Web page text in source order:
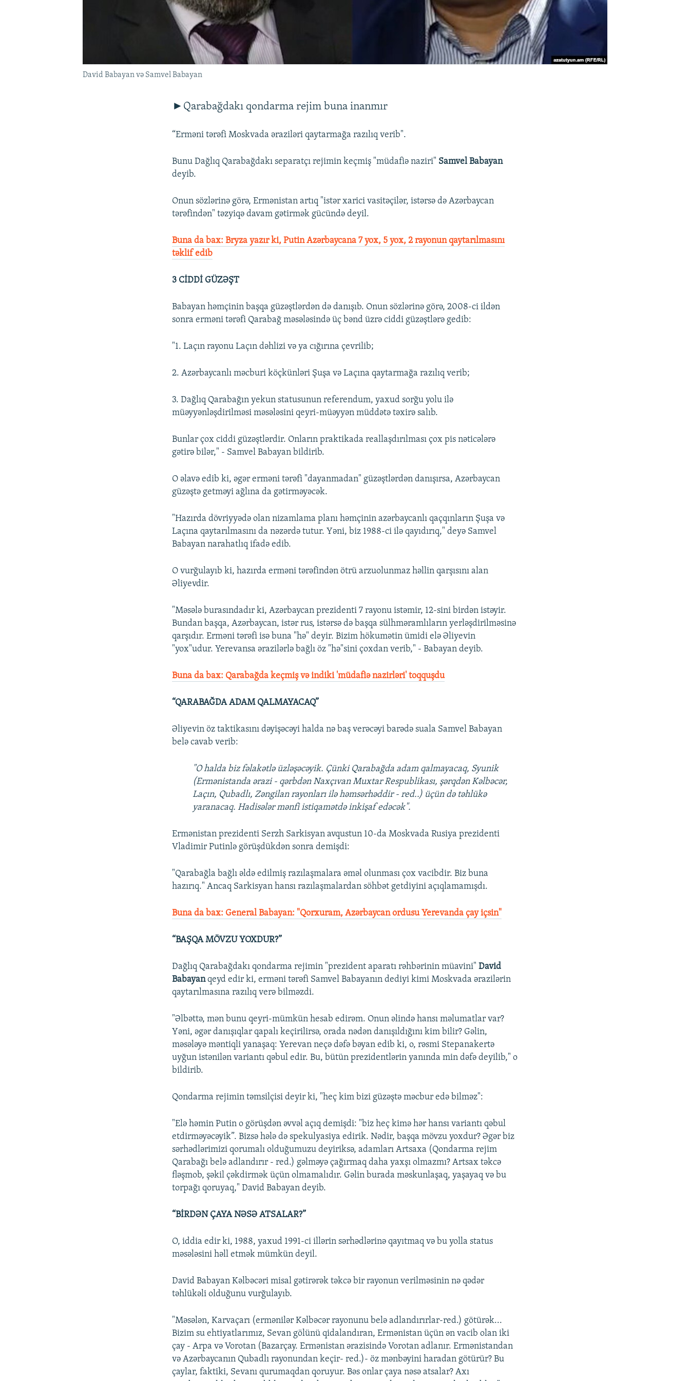
David Babayan və Samvel Babayan
►Qarabağdakı qondarma rejim buna inanmır
“Erməni tərəfi Moskvada əraziləri qaytarmağa razılıq verib".
Bunu Dağlıq Qarabağdakı separatçı rejimin keçmiş "müdafiə naziri" Samvel Babayan
deyib.
Onun sözlərinə görə, Ermənistan artıq "istər xarici vasitəçilər, istərsə də Azərbaycan
tərəfindən" təzyiqə davam gətirmək gücündə deyil.
Buna da bax: Bryza yazır ki, Putin Azərbaycana 7 yox, 5 yox, 2 rayonun qaytarılmasını
təklif edib
3 CİDDİ GÜZƏŞT
Babayan həmçinin başqa güzəştlərdən də danışıb. Onun sözlərinə görə, 2008-ci ildən
sonra erməni tərəfi Qarabağ məsələsində üç bənd üzrə ciddi güzəştlərə gedib:
"1. Laçın rayonu Laçın dəhlizi və ya cığırına çevrilib;
2. Azərbaycanlı məcburi köçkünləri Şuşa və Laçına qaytarmağa razılıq verib;
3. Dağlıq Qarabağın yekun statusunun referendum, yaxud sorğu yolu ilə
müəyyənləşdirilməsi məsələsini qeyri-müəyyən müddətə təxirə salıb.
Bunlar çox ciddi güzəştlərdir. Onların praktikada reallaşdırılması çox pis nəticələrə
gətirə bilər," - Samvel Babayan bildirib.
O əlavə edib ki, əgər erməni tərəfi "dayanmadan" güzəştlərdən danışırsa, Azərbaycan
güzəştə getməyi ağlına da gətirməyəcək.
"Hazırda dövriyyədə olan nizamlama planı həmçinin azərbaycanlı qaçqınların Şuşa və
Laçına qaytarılmasını da nəzərdə tutur. Yəni, biz 1988-ci ilə qayıdırıq," deyə Samvel
Babayan narahatlıq ifadə edib.
O vurğulayıb ki, hazırda erməni tərəfindən ötrü arzuolunmaz həllin qarşısını alan
Əliyevdir.
"Məsələ burasındadır ki, Azərbaycan prezidenti 7 rayonu istəmir, 12-sini birdən istəyir.
Bundan başqa, Azərbaycan, istər rus, istərsə də başqa sülhməramlıların yerləşdirilməsinə
qarşıdır. Erməni tərəfi isə buna "hə" deyir. Bizim hökumətin ümidi elə Əliyevin
"yox"udur. Yerevansa ərazilərlə bağlı öz "hə"sini çoxdan verib," - Babayan deyib.
Buna da bax: Qarabağda keçmiş və indiki 'müdafiə nazirləri' toqquşdu
“QARABAĞDA ADAM QALMAYACAQ”
Əliyevin öz taktikasını dəyişəcəyi halda nə baş verəcəyi barədə suala Samvel Babayan
belə cavab verib:
"O halda biz fəlakətlə üzləşəcəyik. Çünki Qarabağda adam qalmayacaq, Syunik
(Ermənistanda ərazi - qərbdən Naxçıvan Muxtar Respublikası, şərqdən Kəlbəcər,
Laçın, Qubadlı, Zəngilan rayonları ilə həmsərhəddir - red..) üçün də təhlükə
yaranacaq. Hadisələr mənfi istiqamətdə inkişaf edəcək".
Ermənistan prezidenti Serzh Sarkisyan avqustun 10-da Moskvada Rusiya prezidenti
Vladimir Putinlə görüşdükdən sonra demişdi:
"Qarabağla bağlı əldə edilmiş razılaşmalara əməl olunması çox vacibdir. Biz buna
hazırıq." Ancaq Sarkisyan hansı razılaşmalardan söhbət getdiyini açıqlamamışdı.
Buna da bax: General Babayan: "Qorxuram, Azərbaycan ordusu Yerevanda çay içsin"
“BAŞQA MÖVZU YOXDUR?”
Dağlıq Qarabağdakı qondarma rejimin "prezident aparatı rəhbərinin müavini"David
Babayanqeyd edir ki, erməni tərəfi Samvel Babayanın dediyi kimi Moskvada ərazilərin
qaytarılmasına razılıq verə bilməzdi.
"Əlbəttə, mən bunu qeyri-mümkün hesab edirəm. Onun əlində hansı məlumatlar var?
Yəni, əgər danışıqlar qapalı keçirilirsə, orada nədən danışıldığını kim bilir? Gəlin,
məsələyə məntiqli yanaşaq: Yerevan neçə dəfə bəyan edib ki, o, rəsmi Stepanakertə
uyğun istənilən variantı qəbul edir. Bu, bütün prezidentlərin yanında min dəfə deyilib," o
bildirib.
Qondarma rejimin təmsilçisi deyir ki, "heç kim bizi güzəştə məcbur edə bilməz":
"Elə həmin Putin o görüşdən əvvəl açıq demişdi: "biz heç kimə hər hansı variantı qəbul
etdirməyəcəyik”. Bizsə hələ də spekulyasiya edirik. Nədir, başqa mövzu yoxdur? Əgər biz
sərhədlərimizi qorumalı olduğumuzu deyiriksə, adamları Artsaxa (Qondarma rejim
Qarabağı belə adlandırır - red.) gəlməyə çağırmaq daha yaxşı olmazmı? Artsax təkcə
fləşmob, şəkil çəkdirmək üçün olmamalıdır. Gəlin burada məskunlaşaq, yaşayaq və bu
torpağı qoruyaq," David Babayan deyib.
“BİRDƏN ÇAYA NƏSƏ ATSALAR?”
O, iddia edir ki, 1988, yaxud 1991-ci illərin sərhədlərinə qayıtmaq və bu yolla status
məsələsini həll etmək mümkün deyil.
David Babayan Kəlbəcəri misal gətirərək təkcə bir rayonun verilməsinin nə qədər
təhlükəli olduğunu vurğulayıb.
"Məsələn, Karvaçarı (ermənilər Kəlbəcər rayonunu belə adlandırırlar-red.) götürək...
Bizim su ehtiyatlarımız, Sevan gölünü qidalandıran, Ermənistan üçün ən vacib olan iki
çay - Arpa və Vorotan (Bazarçay. Ermənistan ərazisində Vorotan adlanır. Ermənistandan
və Azərbaycanın Qubadlı rayonundan keçir- red.)- öz mənbəyini haradan götürür? Bu
çaylar, faktiki, Sevanı qurumaqdan qoruyur. Bəs onlar çaya nəsə atsalar? Axı